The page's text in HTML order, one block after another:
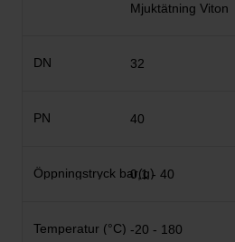
Mjuktätning Viton
32
40
0,1 - 40
-20 - 180